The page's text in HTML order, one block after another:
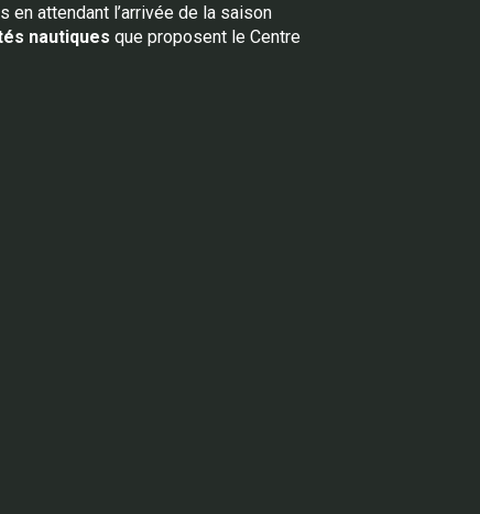
attendant l’arrivée de la saison
nautiques que proposent le Centre